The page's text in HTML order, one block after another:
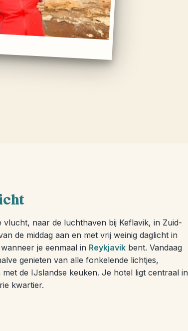
naar de luchthaven bij Keflavik, in Zuid-
de middag aan en met vrij weinig daglicht in
je eenmaal in Reykjavik bent. Vandaag
genieten van alle fonkelende lichtjes,
de IJslandse keuken. Je hotel ligt centraal in
kwartier.